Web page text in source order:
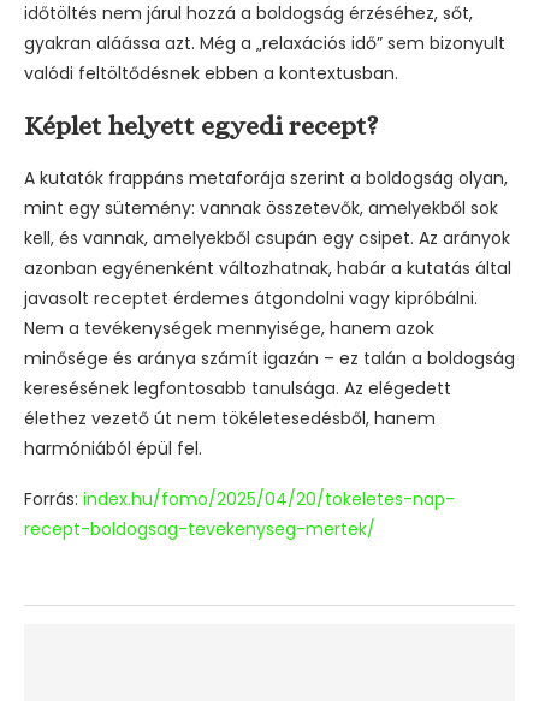
időtöltés nem járul hozzá a boldogság érzéséhez, sőt,
gyakran aláássa azt. Még a „relaxációs idő” sem bizonyult
valódi feltöltődésnek ebben a kontextusban.
Képlet helyett egyedi recept?
A kutatók frappáns metaforája szerint a boldogság olyan,
mint egy sütemény: vannak összetevők, amelyekből sok
kell, és vannak, amelyekből csupán egy csipet. Az arányok
azonban egyénenként változhatnak, habár a kutatás által
javasolt receptet érdemes átgondolni vagy kipróbálni.
Nem a tevékenységek mennyisége, hanem azok
minősége és aránya számít igazán – ez talán a boldogság
keresésének legfontosabb tanulsága. Az elégedett
élethez vezető út nem tökéletesedésből, hanem
harmóniából épül fel.
Forrás: index.hu/fomo/2025/04/20/tokeletes-nap-
recept-boldogsag-tevekenyseg-mertek/